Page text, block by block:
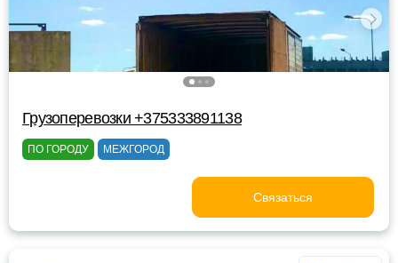
Грузоперевозки +375333891138
ПО ГОРОДУ МЕЖГОРОД
Связаться